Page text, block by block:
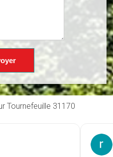
Tournefeuille 31170
il